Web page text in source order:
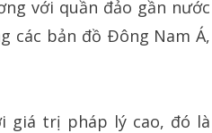
với quần đảo gần nước
các bản đồ Ðông Nam Á,
giá trị pháp lý cao, đó là